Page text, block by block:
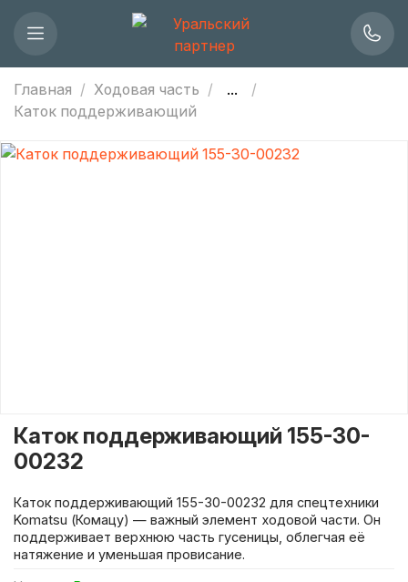
Главная Ходовая часть
...
Каток поддерживающий
Каток поддерживающий 155-30-
00232
Каток поддерживающий 155-30-00232 для спецтехники
Komatsu (Комацу) — важный элемент ходовой части. Он
поддерживает верхнюю часть гусеницы, облегчая её
натяжение и уменьшая провисание.